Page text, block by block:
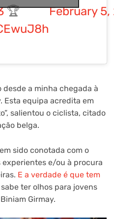
🏆
February 5,
a minha chegada à
equipa acredita em
salientou o ciclista, citado
belga.
sido conotada com o
e/ou à procura
E a verdade é que tem
ter olhos para jovens
Girmay.